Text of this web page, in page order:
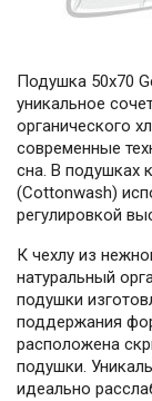
Подушка 50х70
уникальное
органического
современные
сна. В подушках
(Cottonwash)
регулировкой
К чехлу из
натуральный
подушки
поддержания
расположена
подушки.
идеально